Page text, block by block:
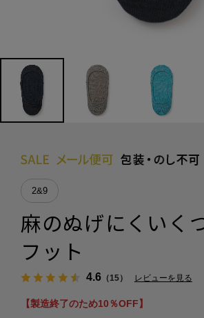
2&9
麻のぬげにくいく
フット
4.6（15） レビューを見る
【製造終了のため10％OFF】